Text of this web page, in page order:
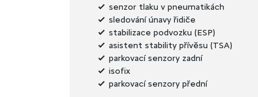
senzor tlaku v pneumatikách
sledování únavy řidiče
stabilizace podvozku (ESP)
asistent stability přívěsu (TSA)
parkovací senzory zadní
isofix
parkovací senzory přední